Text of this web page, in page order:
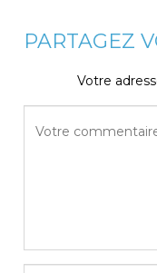
PARTAGEZ
Votre